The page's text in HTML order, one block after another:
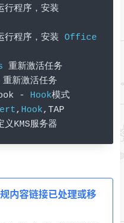
行程序，安装
行程序，安装 Office
重新激活任务
重新激活任务
- Hook模式
, Hook, TAP
义KMS服务器
内容链接已处理或移